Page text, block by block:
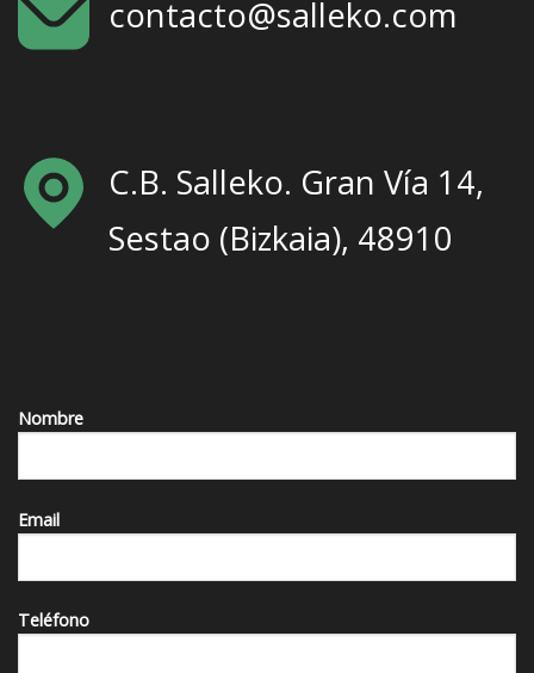
contacto@salleko.com
C.B. Salleko. Gran Vía 14,
Sestao (Bizkaia), 48910
Nombre
Email
Teléfono